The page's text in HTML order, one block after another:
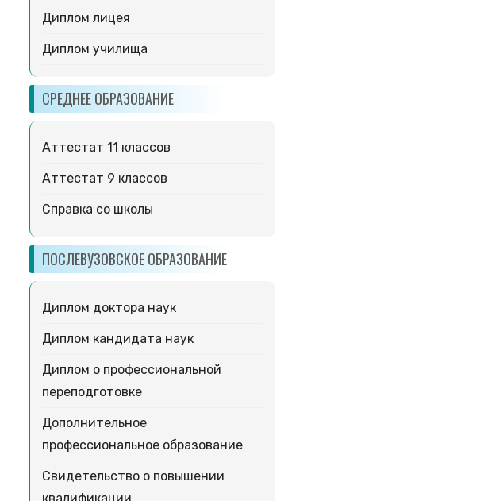
Диплом лицея
Диплом училища
СРЕДНЕЕ ОБРАЗОВАНИЕ
Аттестат 11 классов
Аттестат 9 классов
Справка со школы
ПОСЛЕВУЗОВСКОЕ ОБРАЗОВАНИЕ
Диплом доктора наук
Диплом кандидата наук
Диплом о профессиональной
переподготовке
Дополнительное
профессиональное образование
Свидетельство о повышении
квалификации